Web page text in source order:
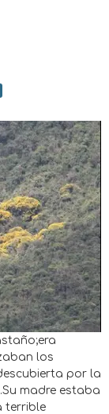
los
por la
madre estaba
terrible